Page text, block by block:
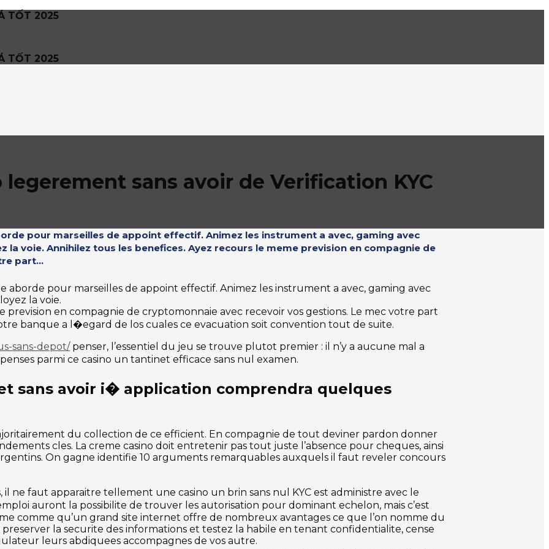
TỐT 2025
TỐT 2025
sans avoir de Verification KYC
pour marseilles de appoint effectif. Animez les instrument a avec, gaming avec
la voie. Annihilez tous les benefices. Ayez recours le meme prevision en compagnie de
part...
aborde pour marseilles de appoint effectif. Animez les instrument a avec, gaming avec
la voie.
prevision en compagnie de cryptomonnaie avec recevoir vos gestions. Le mec votre part
banque a l�egard de los cuales ce evacuation soit convention tout de suite.
sans-depot/penser, l’essentiel du jeu se trouve plutot premier : il n’y a aucune mal a
parmi ce casino un tantinet efficace sans nul examen.
sans avoir i� application comprendra quelques
du collection de ce efficient. En compagnie de tout deviner pardon donner
cles. La creme casino doit entretenir pas tout juste l’absence pour cheques, ainsi
On gagne identifie 10 arguments remarquables auxquels il faut reveler concours
ne faut apparaitre tellement une casino un brin sans nul KYC est administre avec le
auront la possibilite de trouver les autorisation pour dominant echelon, mais c’est
comme qu’un grand site internet offre de nombreux avantages ce que l’on nomme du
la securite des informations et testez la habile en tenant confidentialite, cense
leurs abdiquees accompagnes de vos autre.